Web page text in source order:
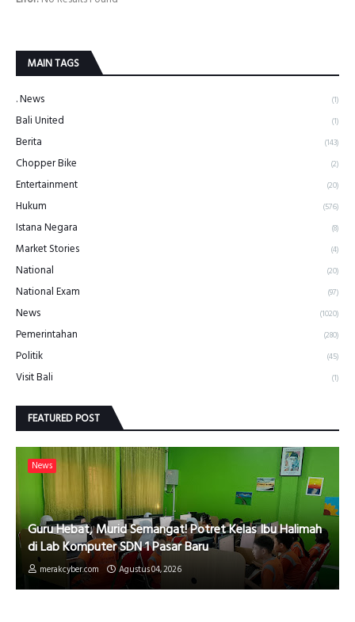
MAIN TAGS
. News (1)
Bali United (1)
Berita (143)
Chopper Bike (2)
Entertainment (20)
Hukum (576)
Istana Negara (8)
Market Stories (4)
National (20)
National Exam (97)
News (1020)
Pemerintahan (280)
Politik (45)
Visit Bali (1)
FEATURED POST
News
Guru Hebat, Murid Semangat! Potret Kelas Ibu Halimah
di Lab Komputer SDN 1 Pasar Baru
merakcyber.com Agustus 04, 2026